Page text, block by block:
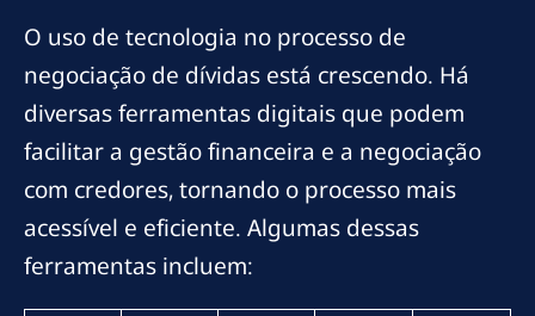
O uso de tecnologia no processo de
negociação de dívidas está crescendo. Há
diversas ferramentas digitais que podem
facilitar a gestão financeira e a negociação
com credores, tornando o processo mais
acessível e eficiente. Algumas dessas
ferramentas incluem: